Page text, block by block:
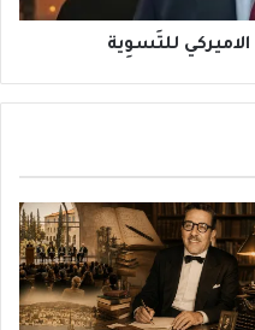
الاميركي للتَسوِية